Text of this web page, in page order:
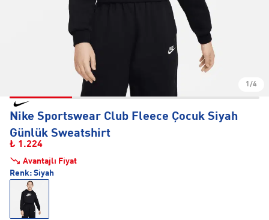
1/4
Nike Sportswear Club Fleece Çocuk Siyah
Günlük Sweatshirt
₺ 1.224
Avantajlı Fiyat
Renk: Siyah